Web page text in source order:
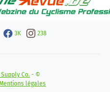
3K 238
Co. - ©
légales